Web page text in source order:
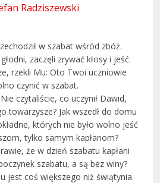
Radziszewski
w szabat wśród zbóż.
zaczęli zrywać kłosy i jeść.
rzekli Mu: Oto Twoi uczniowie
czynić w szabat.
czytaliście, co uczynił Dawid,
towarzysze? Jak wszedł do domu
których nie było wolno jeść
tylko samym kapłanom?
że w dzień szabatu kapłani
szabatu, a są bez winy?
jest coś większego niż świątynia.